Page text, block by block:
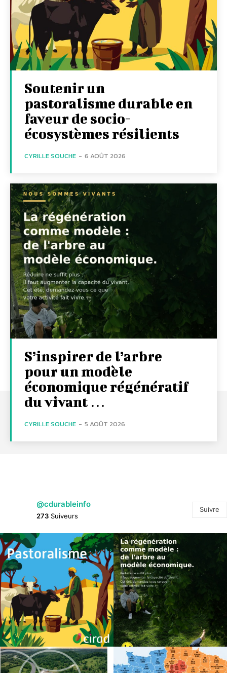
Soutenir un
pastoralisme durable en
faveur de socio-
écosystèmes résilients
CYRILLE SOUCHE - 6 AOÛT 2026
S’inspirer de l’arbre
pour un modèle
économique régénératif
du vivant …
CYRILLE SOUCHE - 5 AOÛT 2026
@cdurableinfo
273 Suiveurs
Suivre